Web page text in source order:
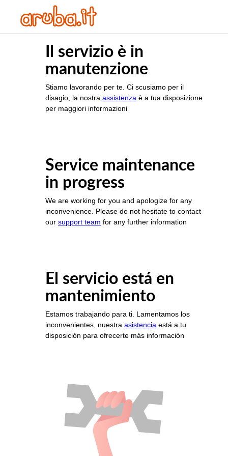
Il servizio è in
manutenzione
Stiamo lavorando per te. Ci scusiamo per il
disagio, la nostra assistenza è a tua disposizione
per maggiori informazioni
Service maintenance
in progress
We are working for you and apologize for any
inconvenience. Please do not hesitate to contact
our support team for any further information
El servicio está en
mantenimiento
Estamos trabajando para ti. Lamentamos los
inconvenientes, nuestra asistencia está a tu
disposición para ofrecerte más información